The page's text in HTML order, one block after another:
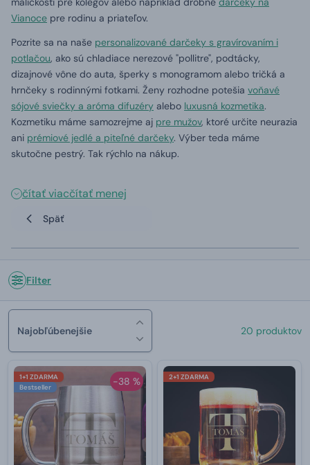
Vianoce pre rodinu a priateľov.
Pozrite sa na naše personalizované darčeky s gravírovaním i
potlačou, ako sú chladiace nerezové "pollitre", podtácky,
dizajnové vône do auta, šperky s monogramom alebo tričká a
hrnčeky s rodinnými fotkami. Ženy rozhodne potešia voňavé
sójové sviečky a aróma difuzéry alebo luxusná kozmetika.
Kozmetiku máme samozrejme aj pre mužov, ktoré určite neurazia
ani prémiové jedlé a piteľné darčeky. Výber teda máme
skutočne pestrý. Tak rýchlo na nákup.
čítať viacčítať menej
Späť
Filter
Najobľúbenejšie 20 produktov
-38 %
1+1 ZDARMA
Bestseller
2+1 ZDARMA